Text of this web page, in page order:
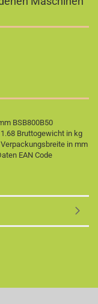
BSB800B50
Bruttogewicht in kg
in mm
EAN Code